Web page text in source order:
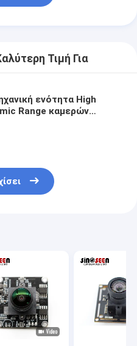
Τιμή Για
ενότητα High
Range καμερών